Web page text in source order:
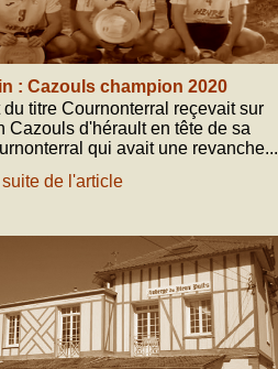
: Cazouls champion 2020
du titre Cournonterral reçevait sur
Cazouls d'hérault en tête de sa
qui avait une revanche...
suite de l'article